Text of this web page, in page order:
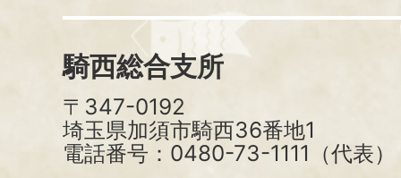
騎西総合支所
〒347-0192
埼玉県加須市騎西36番地1
電話番号：0480-73-1111（代表）